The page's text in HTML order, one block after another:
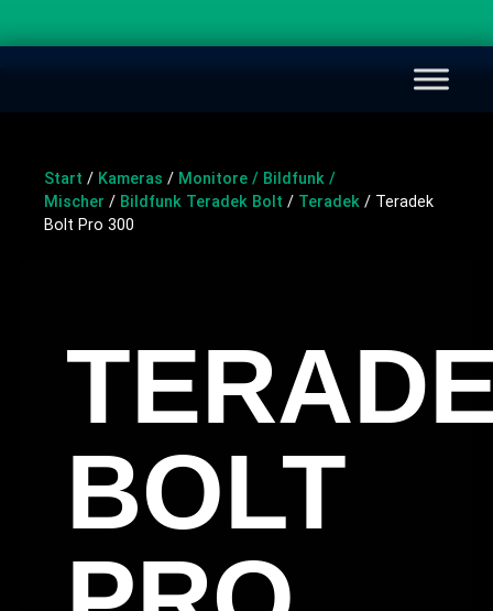
Start / Kameras / Monitore / Bildfunk /
Mischer / Bildfunk Teradek Bolt / Teradek / Teradek
Bolt Pro 300
BOLT